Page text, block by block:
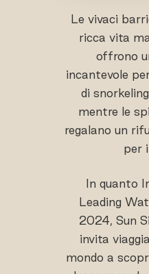
Le vivaci
ricca vita
offrono
incantevole
di
mentre le
regalano un
per
In quanto
Leading
2024, Sun
invita
mondo a